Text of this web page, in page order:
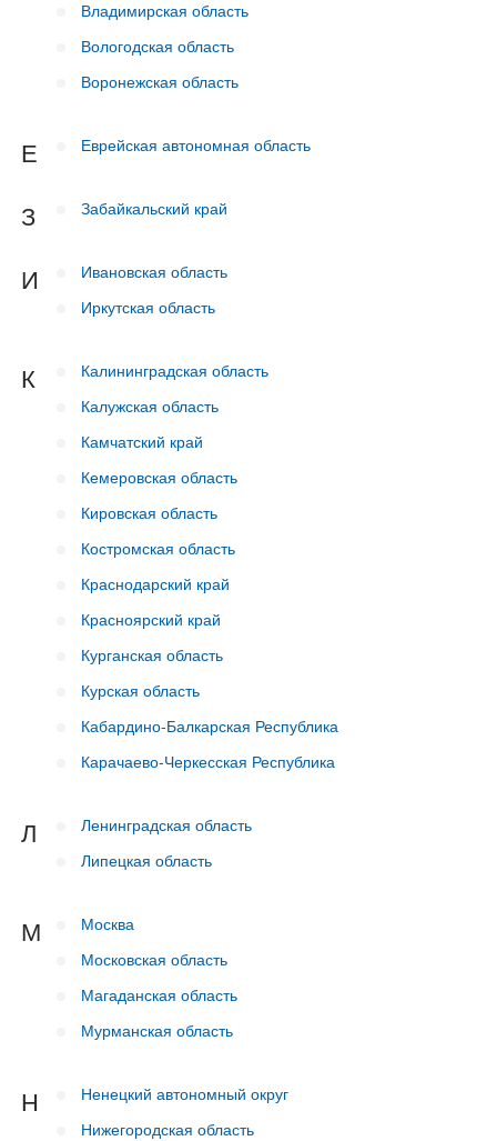
Владимирская область
Вологодская область
Воронежская область
Е Еврейская автономная область
З Забайкальский край
И
Ивановская область
Иркутская область
К
Калининградская область
Калужская область
Камчатский край
Кемеровская область
Кировская область
Костромская область
Краснодарский край
Красноярский край
Курганская область
Курская область
Кабардино-Балкарская Республика
Карачаево-Черкесская Республика
Л
Ленинградская область
Липецкая область
М
Москва
Московская область
Магаданская область
Мурманская область
Н
Ненецкий автономный округ
Нижегородская область